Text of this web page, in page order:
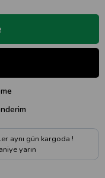
aynı gün kargoda !
yarın